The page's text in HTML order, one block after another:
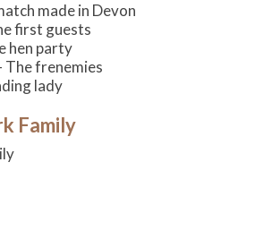
made in Devon
first guests
hen party
The frenemies
lady
Family